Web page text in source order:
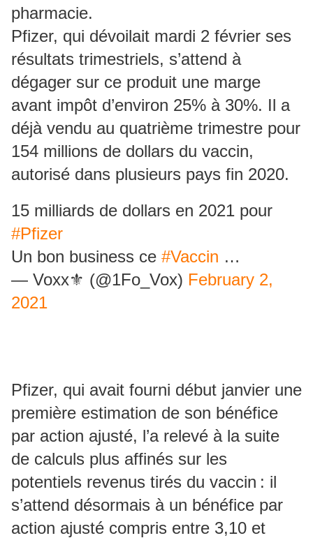
pharmacie.
Pfizer, qui dévoilait mardi 2 février ses
résultats trimestriels, s’attend à
dégager sur ce produit une marge
avant impôt d’environ 25% à 30%. Il a
déjà vendu au quatrième trimestre pour
154 millions de dollars du vaccin,
autorisé dans plusieurs pays fin 2020.
15 milliards de dollars en 2021 pour
#Pfizer
Un bon business ce #Vaccin …
— Voxx⚜️ (@1Fo_Vox) February 2,
2021
Pfizer, qui avait fourni début janvier une
première estimation de son bénéfice
par action ajusté, l’a relevé à la suite
de calculs plus affinés sur les
potentiels revenus tirés du vaccin : il
s’attend désormais à un bénéfice par
action ajusté compris entre 3,10 et